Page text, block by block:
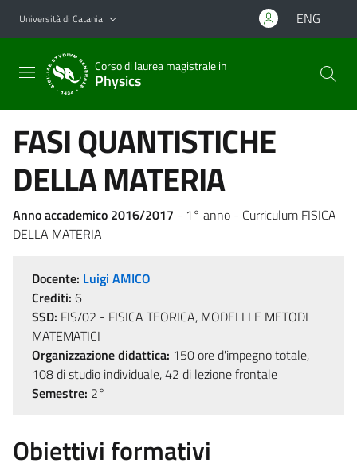
Vai al contenuto principale
Vai al menu di navigazione
Università di Catania ENG
Corso di laurea magistrale in
Physics
FASI QUANTISTICHE
DELLA MATERIA
Anno accademico 2016/2017 - 1° anno - Curriculum FISICA
DELLA MATERIA
Docente: Luigi AMICO
Crediti: 6
SSD: FIS/02 - FISICA TEORICA, MODELLI E METODI
MATEMATICI
Organizzazione didattica: 150 ore d'impegno totale,
108 di studio individuale, 42 di lezione frontale
Semestre: 2°
Obiettivi formativi